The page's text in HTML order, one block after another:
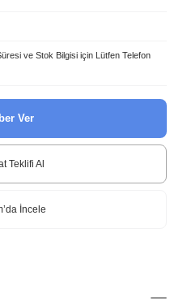
ve Stok Bilgisi için Lütfen Telefon
Ver
Teklifi Al
İncele